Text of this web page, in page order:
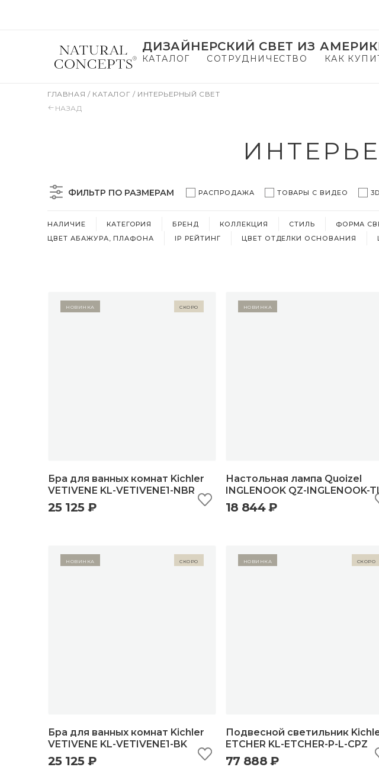
ДИЗАЙНЕРСКИЙ СВЕТ ИЗ
КАТАЛОГ СОТРУДНИЧЕСТВО КАК
ГЛАВНАЯ / КАТАЛОГ / ИНТЕРЬЕРНЫЙ СВЕТ
НАЗАД
ФИЛЬТР ПО РАЗМЕРАМ РАСПРОДАЖА ТОВАРЫ С ВИДЕО
НАЛИЧИЕ КАТЕГОРИЯ БРЕНД КОЛЛЕКЦИЯ СТИЛЬ ФОРМА
ЦВЕТ АБАЖУРА, ПЛАФОНА
IP РЕЙТИНГ ЦВЕТ ОТДЕЛКИ ОСНОВАНИЯ
Новинка Скоро
быстрый просмотр
Бра для ванных комнат Kichler
VETIVENE KL-VETIVENE1-NBR
25 125 ₽
Новинка
быстрый просмотр
Настольная лампа Quoizel
INGLENOOK QZ-INGLENOOK-
18 844 ₽
Новинка Скоро
быстрый просмотр
Бра для ванных комнат Kichler
VETIVENE KL-VETIVENE1-BK
25 125 ₽
Новинка Скоро
быстрый просмотр
Подвесной светильник
ETCHER KL-ETCHER-P-L-CPZ
77 888 ₽